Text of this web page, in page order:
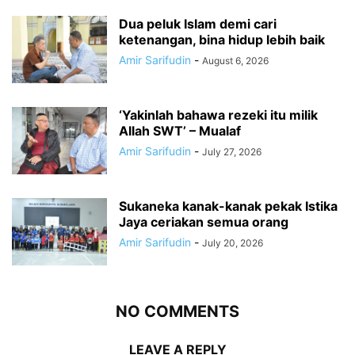
Dua peluk Islam demi cari
ketenangan, bina hidup lebih baik
Amir Sarifudin - August 6, 2026
‘Yakinlah bahawa rezeki itu milik
Allah SWT’ – Mualaf
Amir Sarifudin - July 27, 2026
Sukaneka kanak-kanak pekak Istika
Jaya ceriakan semua orang
Amir Sarifudin - July 20, 2026
NO COMMENTS
LEAVE A REPLY